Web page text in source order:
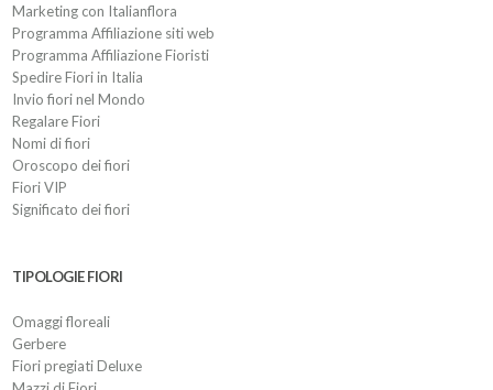
Marketing con Italianflora
Programma Affiliazione siti web
Programma Affiliazione Fioristi
Spedire Fiori in Italia
Invio fiori nel Mondo
Regalare Fiori
Nomi di fiori
Oroscopo dei fiori
Fiori VIP
Significato dei fiori
TIPOLOGIE FIORI
Omaggi floreali
Gerbere
Fiori pregiati Deluxe